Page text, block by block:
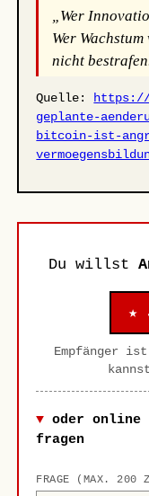
„Wer
Wer
nicht
Quelle:
https://
geplante-
bitcoin-ist-
Du willst
★
Empfänger
oder online
fragen
FRAGE (MAX. 200